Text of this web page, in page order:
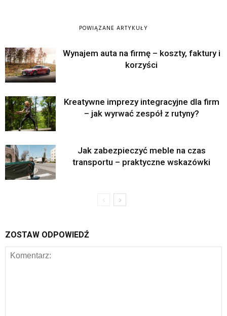
POWIĄZANE ARTYKUŁY
Wynajem auta na firmę – koszty, faktury i
korzyści
Kreatywne imprezy integracyjne dla firm
– jak wyrwać zespół z rutyny?
Jak zabezpieczyć meble na czas
transportu – praktyczne wskazówki
ZOSTAW ODPOWIEDŹ